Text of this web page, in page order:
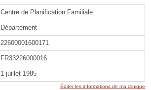
Centre de Planification Familiale
Département
22600001600171
FR33226000016
1 juillet 1985
Éditer les informations de ma clinique